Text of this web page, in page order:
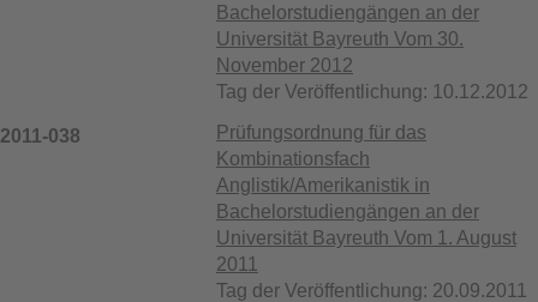
Bachelorstudiengängen an der
Universität Bayreuth Vom 30.
November 2012
Tag der Veröffentlichung: 10.12.2012
2011-038
Prüfungsordnung für das
Kombinationsfach
Anglistik/Amerikanistik in
Bachelorstudiengängen an der
Universität Bayreuth Vom 1. August
2011
Tag der Veröffentlichung: 20.09.2011